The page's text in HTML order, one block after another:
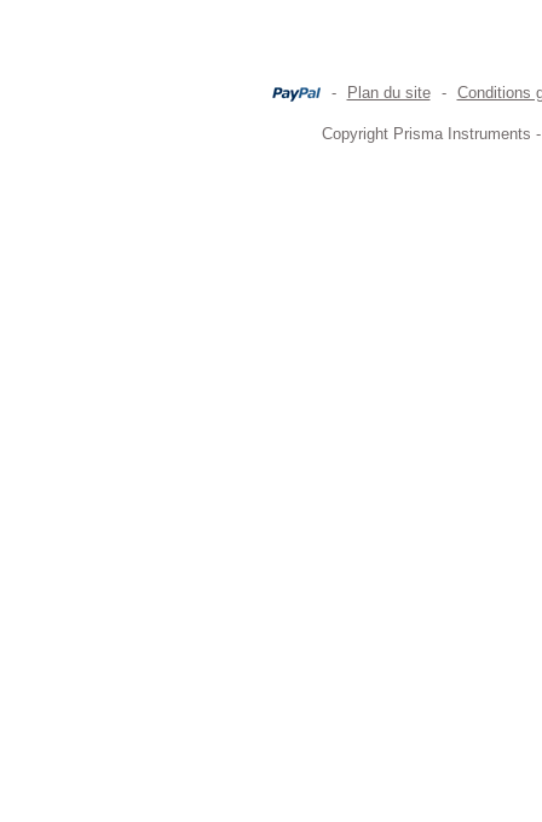
- Plan du site - Conditions
Copyright Prisma Instruments